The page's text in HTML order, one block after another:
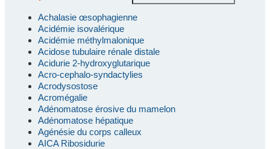
Achalasie œsophagienne
Acidémie isovalérique
Acidémie méthylmalonique
Acidose tubulaire rénale distale
Acidurie 2-hydroxyglutarique
Acro-cephalo-syndactylies
Acrodysostose
Acromégalie
Adénomatose érosive du mamelon
Adénomatose hépatique
Agénésie du corps calleux
AICA Ribosidurie